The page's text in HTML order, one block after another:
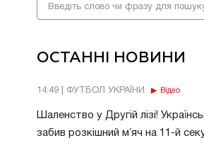
ОСТАННІ НОВИНИ
14:49 | ФУТБОЛ УКРАЇНИ Відео
Шаленство у Другій лізі!
забив розкішний мʼяч на 11-й